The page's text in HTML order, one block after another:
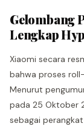
Gelombang
Lengkap
Xiaomi secara
bahwa proses
Menurut
pada 25 Oktober
sebagai